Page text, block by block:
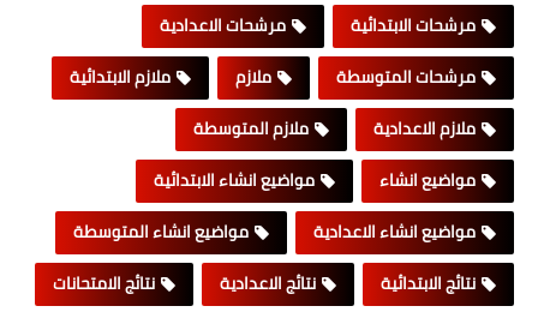
مرشحات الابتدائية
مرشحات الاعدادية
مرشحات المتوسطة
ملازم
ملازم الابتدائية
ملازم الاعدادية
ملازم المتوسطة
مواضيع انشاء
مواضيع انشاء الابتدائية
مواضيع انشاء الاعدادية
مواضيع انشاء المتوسطة
نتائج الابتدائية
نتائج الاعدادية
نتائج الامتحانات